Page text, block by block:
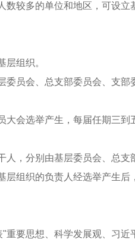
数较多的单位和地区，可设立
组织。
员会、总支部委员会、支部
会选举产生，每届任期三到
，分别由基层委员会、总支
层组织的负责人经选举产生后
要思想、科学发展观、习近